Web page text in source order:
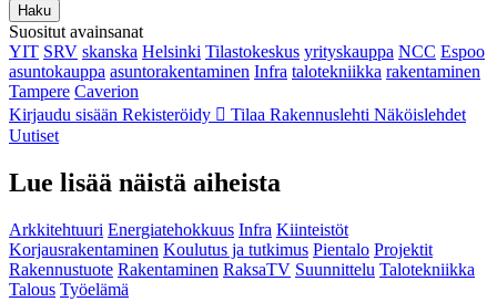
Haku
Suositut avainsanat
YIT SRV skanska Helsinki Tilastokeskus yrityskauppa NCC Espoo
asuntokauppa asuntorakentaminen Infra talotekniikka rakentaminen
Tampere Caverion
Kirjaudu sisään Rekisteröidy Tilaa Rakennuslehti Näköislehdet
Uutiset
Lue lisää näistä aiheista
Arkkitehtuuri Energiatehokkuus Infra Kiinteistöt
Korjausrakentaminen Koulutus ja tutkimus Pientalo Projektit
Rakennustuote Rakentaminen RaksaTV Suunnittelu Talotekniikka
Talous Työelämä